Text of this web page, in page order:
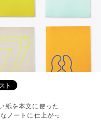
紙を本文に使った
ノートに仕上がっ